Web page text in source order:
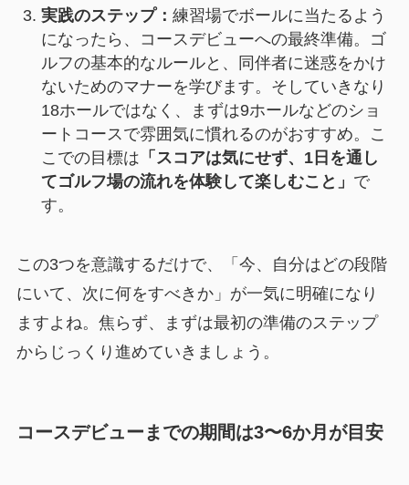
実践のステップ： 練習場でボールに当たるよう
になったら、コースデビューへの最終準備。ゴ
ルフの基本的なルールと、同伴者に迷惑をかけ
ないためのマナーを学びます。そしていきなり
18ホールではなく、まずは9ホールなどのショ
ートコースで雰囲気に慣れるのがおすすめ。こ
こでの目標は 「スコアは気にせず、1日を通し
てゴルフ場の流れを体験して楽しむこと」 で
す。
この3つを意識するだけで、「今、自分はどの段階
にいて、次に何をすべきか」が一気に明確になり
ますよね。焦らず、まずは最初の準備のステップ
からじっくり進めていきましょう。
コースデビューまでの期間は3〜6か月が目安